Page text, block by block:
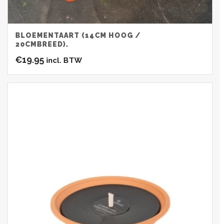
BLOEMENTAART (14CM HOOG /
20CMBREED).
€19.95 incl. BTW